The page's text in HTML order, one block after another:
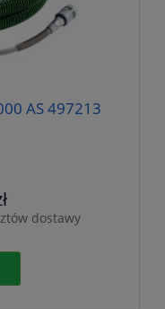
AS 497213
dostawy